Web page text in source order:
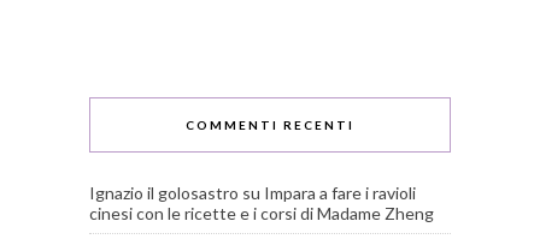
COMMENTI RECENTI
Ignazio il golosastro su Impara a fare i ravioli
cinesi con le ricette e i corsi di Madame Zheng